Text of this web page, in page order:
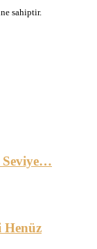
sahiptir.
Seviye…
Henüz